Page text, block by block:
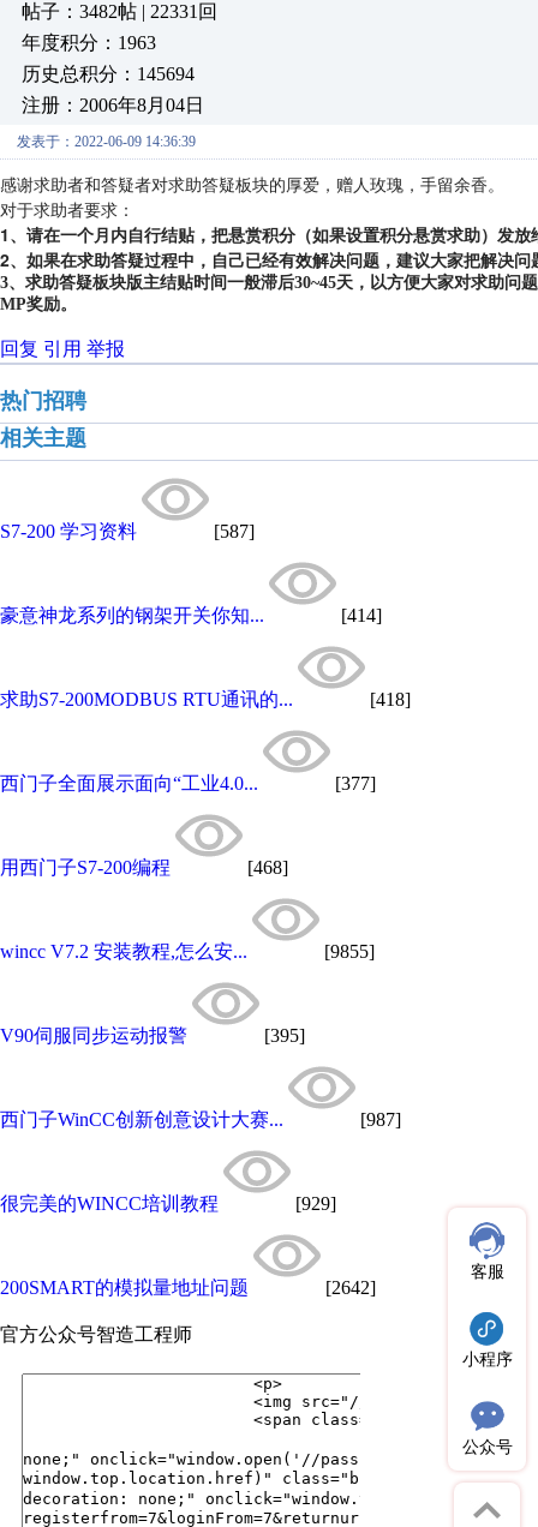
帖子：3482帖 | 22331回
年度积分：1963
历史总积分：145694
注册：2006年8月04日
发表于：2022-06-09 14:36:39
感谢求助者和答疑者对求助答疑板块的厚爱，赠人玫瑰，手留余香。
对于求助者要求：
1、请在一个月内自行结贴，把悬赏积分（如果设置积分悬赏求助）发放
2、如果在求助答疑过程中，自己已经有效解决问题，建议大家把解决
3、求助答疑板块版主结贴时间一般滞后30~45天，以方便大家对求助
MP奖励。
回复 引用 举报
热门招聘
相关主题
S7-200 学习资料 [587]
豪意神龙系列的钢架开关你知... [414]
求助S7-200MODBUS RTU通讯的... [418]
西门子全面展示面向“工业4.0... [377]
用西门子S7-200编程 [468]
wincc V7.2 安装教程,怎么安... [9855]
V90伺服同步运动报警 [395]
西门子WinCC创新创意设计大赛... [987]
很完美的WINCC培训教程 [929]
200SMART的模拟量地址问题 [2642]
官方公众号智造工程师
客服
小程序
公众号